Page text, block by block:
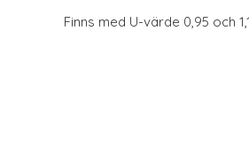
Finns med U-värde 0,95 och